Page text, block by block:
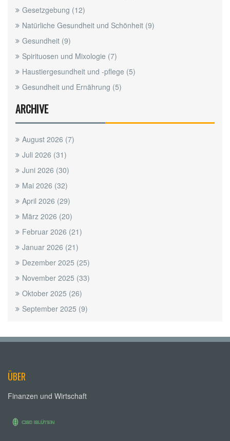
Gesetzgebung (12)
Natürliche Gesundheit und Schönheit (9)
Gesundheit (9)
Spirituosen und Mixologie (7)
Haustiergesundheit und -pflege (5)
Gesundheit und Ernährung (5)
ARCHIVE
August 2026 (7)
Juli 2026 (31)
Juni 2026 (30)
Mai 2026 (32)
April 2026 (29)
März 2026 (20)
Februar 2026 (21)
Januar 2026 (21)
Dezember 2025 (25)
November 2025 (33)
Oktober 2025 (26)
September 2025 (9)
ÜBER
Finanzen und Wirtschaft